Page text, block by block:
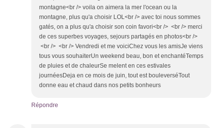
montagne<br /> voila on aimera la mer l'ocean ou la
montagne, plus qu'a choisir LOL<br /> avec toi nous sommes
gatés, on a plus qu'a choisir son coin favori<br /> <br /> merci
de ces superbes voyages, sejours partagés en photos<br />
<br /> <br /> Vendredi et me voiciChez vous les amisJe viens
tous vous souhaiterUn weekend beau, bon et enchantéTemps
de pluies et de chaleurSe melent en ces estivales
journéesDeja en ce mois de juin, tout est bouleverséTout
donne eau et chaud dans nos petits bonheurs
Répondre